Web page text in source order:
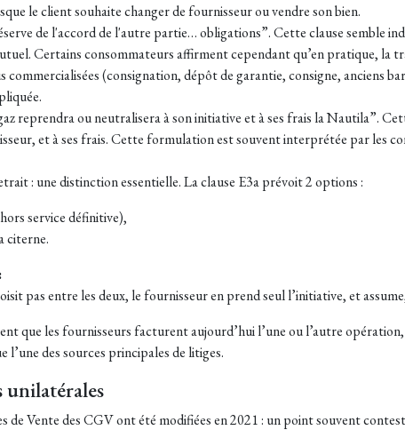
le client souhaite changer de fournisseur ou vendre son bien.
de l'accord de l'autre partie… obligations”. Cette clause semble
Certains consommateurs affirment cependant qu’en pratique,
(consignation, dépôt de garantie, consigne, anciens
reprendra ou neutralisera à son initiative et à ses frais la Nautila”.
et à ses frais. Cette formulation est souvent interprétée par les
: une distinction essentielle. La clause E3a prévoit 2 options :
service définitive),
citerne.
pas entre les deux, le fournisseur en prend seul l’initiative, et
que les fournisseurs facturent aujourd’hui l’une ou l’autre
des sources principales de litiges.
de Vente des CGV ont été modifiées en 2021 : un point souvent